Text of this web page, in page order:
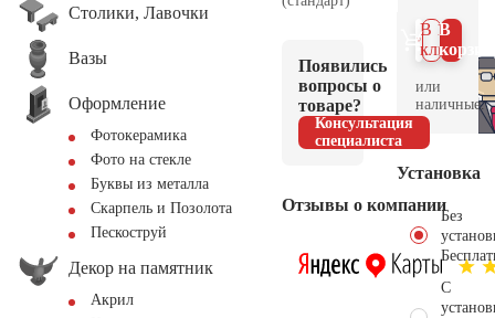
Столики, Лавочки
Вазы
Оформление
Фотокерамика
Фото на стекле
Буквы из металла
Скарпель и Позолота
Пескоструй
Декор на памятник
Акрил
Появились
вопросы о
товаре?
Консультация
специалиста
Отзывы о компании
В
В 1
клик
или
наличные.
Установка
Без
С